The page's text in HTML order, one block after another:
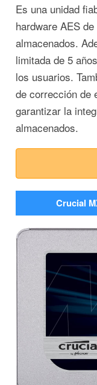
Es una unidad
hardware AES
almacenados.
limitada de 5
los usuarios.
de corrección de
garantizar la
almacenados.
Crucial